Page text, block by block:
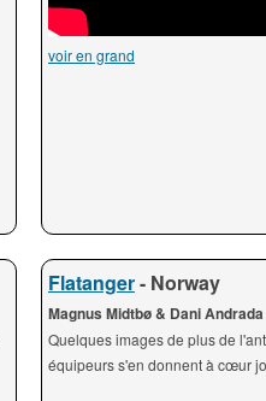
voir en grand
Flatanger- Norway
Magnus Midtbø & Dani Andrada
Quelques images de plus de
équipeurs s'en donnent à cœur